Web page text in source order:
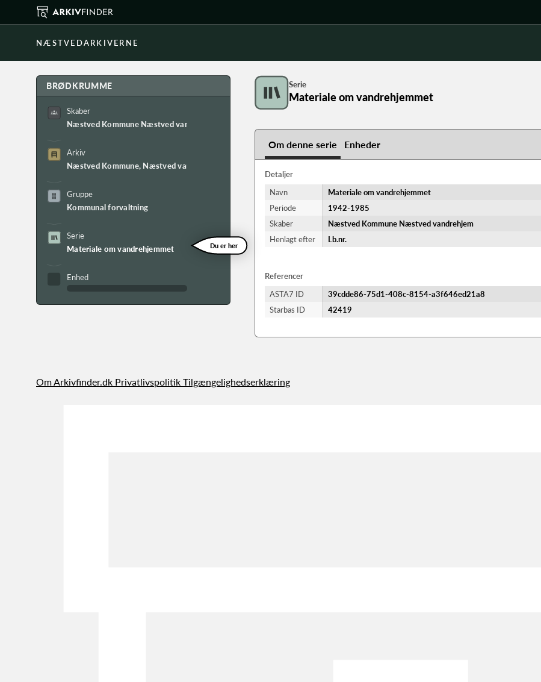
NÆSTVEDARKIVERNE
BRØDKRUMME
Skaber
Næstved Kommune Næstved vandrehjem
Arkiv
Næstved Kommune, Næstved vandrehjems arkiv
Gruppe
Kommunal forvaltning
Serie
Materiale om vandrehjemmet
Du er her
Enhed
Serie
Materiale om vandrehjemmet
Om denne serie Enheder
Detaljer
Navn
Materiale om vandrehjemmet
Periode
1942-​1985
Skaber
Næstved Kommune Næstved vandrehjem
Henlagt efter
Lb.nr.
Referencer
ASTA7 ID
39cdde86-75d1-408c-8154-a3f646ed21a8
Starbas ID
42419
Om Arkivfinder.dk Privatlivspolitik Tilgængelighedserklæring